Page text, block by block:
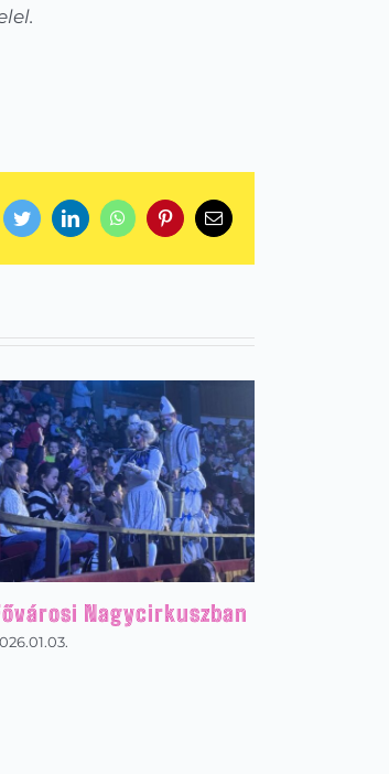
TwitterLinkedInWhatsAppPinterestEmail:
Nagycirkuszban